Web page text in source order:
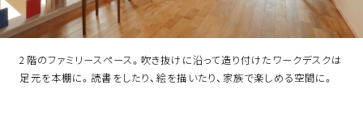
2階のファミリースペース。吹き抜けに沿って造り付けたワークデスクは
足元を本棚に。読書をしたり、絵を描いたり、家族で楽しめる空間に。